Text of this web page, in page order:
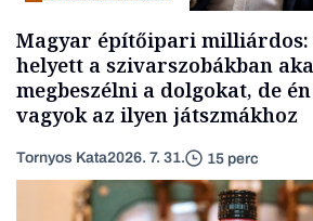
Magyar építőipari milliárdos:
helyett a szivarszobákban
megbeszélni a dolgokat, de
vagyok az ilyen játszmákhoz
Tornyos Kata2026. 7. 31. 15 perc